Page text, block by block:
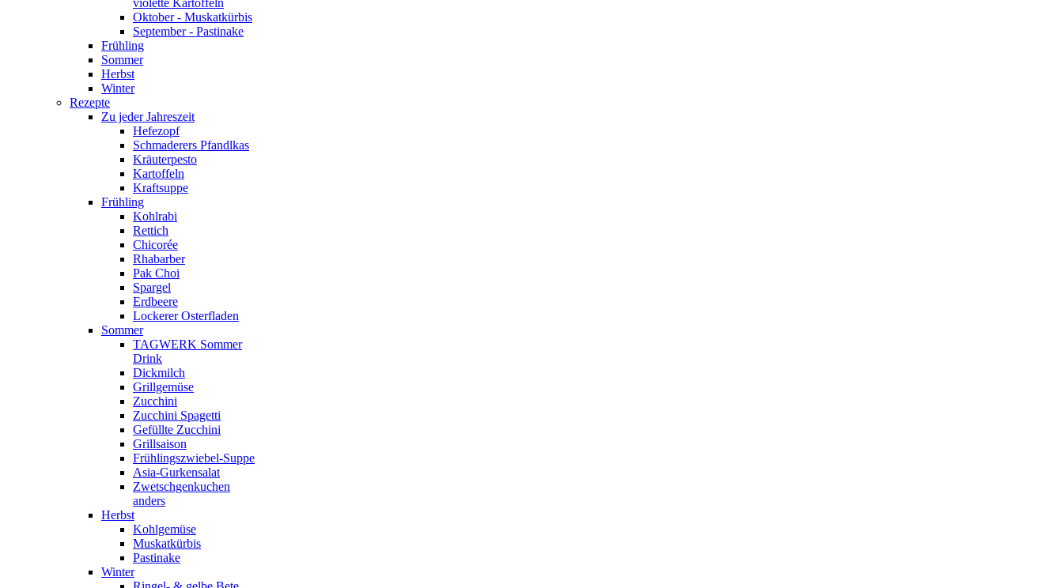
violette Kartoffeln
Oktober - Muskatkürbis
September - Pastinake
Frühling
Sommer
Herbst
Winter
Rezepte
Zu jeder Jahreszeit
Hefezopf
Schmaderers Pfandlkas
Kräuterpesto
Kartoffeln
Kraftsuppe
Frühling
Kohlrabi
Rettich
Chicorée
Rhabarber
Pak Choi
Spargel
Erdbeere
Lockerer Osterfladen
Sommer
TAGWERK Sommer
Drink
Dickmilch
Grillgemüse
Zucchini
Zucchini Spagetti
Gefüllte Zucchini
Grillsaison
Frühlingszwiebel-Suppe
Asia-Gurkensalat
Zwetschgenkuchen
anders
Herbst
Kohlgemüse
Muskatkürbis
Pastinake
Winter